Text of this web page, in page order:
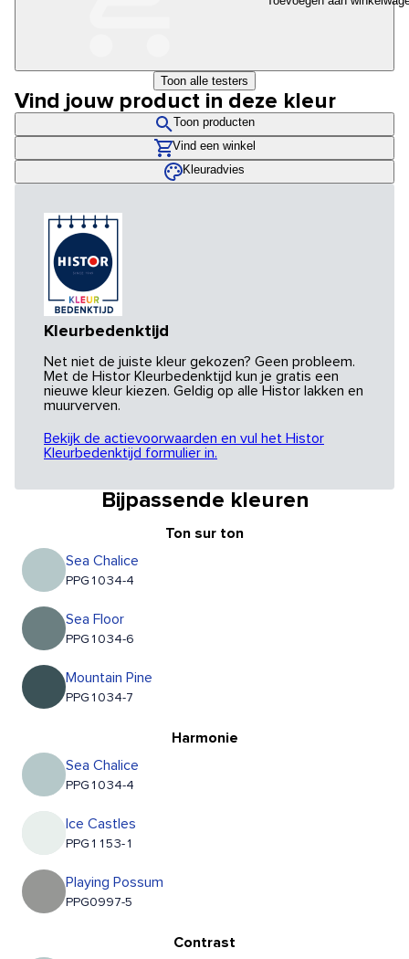
Toon alle testers
Vind jouw product in deze kleur
Toon producten
Vind een winkel
Kleuradvies
Kleurbedenktijd
Net niet de juiste kleur gekozen? Geen probleem.
Met de Histor Kleurbedenktijd kun je gratis een
nieuwe kleur kiezen. Geldig op alle Histor lakken en
muurverven.
Bekijk de actievoorwaarden en vul het Histor
Kleurbedenktijd formulier in.
Bijpassende kleuren
Ton sur ton
Sea Chalice
PPG1034-4
Sea Floor
PPG1034-6
Mountain Pine
PPG1034-7
Harmonie
Sea Chalice
PPG1034-4
Ice Castles
PPG1153-1
Playing Possum
PPG0997-5
Contrast